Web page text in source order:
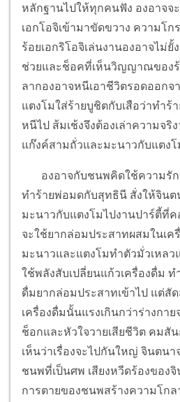
หลักฐานไปให้ทุกคนฟัง องอาจจ
เอกโอจิเข้ามาขัดขวาง ความโ
ร้อยเอกริโอจิเล่นงานองอาจไม่
ช่วยและช็อคที่เห็นวิญญาณของร้
ลากองอาจหนีเอาชีวิตรอดออก
แตงโมใส่ร้ายบูชิตกับเสือว่าทำร้
หนีไป ส้มเช้งจึงต้องเล่าความจ
แก๊งค์สามถั่วและมะนาวกับแตงโ
องอาจกับชนพคิดใช้ความรัก
ทำร้ายพ่อมดกับสุทธินี สั่งให้จิน
มะนาวกับแตงโมไปงานปาร์ตี้ที่
จะใช้ยากล่อมประสาทผสมในเค
มะนาวและแตงโมทำตัวมั่วเหลว
ใช้พลังสับเปลี่ยนแก้วเครื่องดื่ม
ดื่มยากล่อมประสาทเข้าไป แต่สั
เครื่องดื่มนั้นแรงเกินกว่าร่างกา
ช็อกและหัวใจวายเสียชีวิต คมสั
เห็นว่าเรื่องจะไปกันใหญ่ จินตน
ชนพที่เป็นศพ เสียงหวีดร้องของ
การตายของชนพสร้างความโก